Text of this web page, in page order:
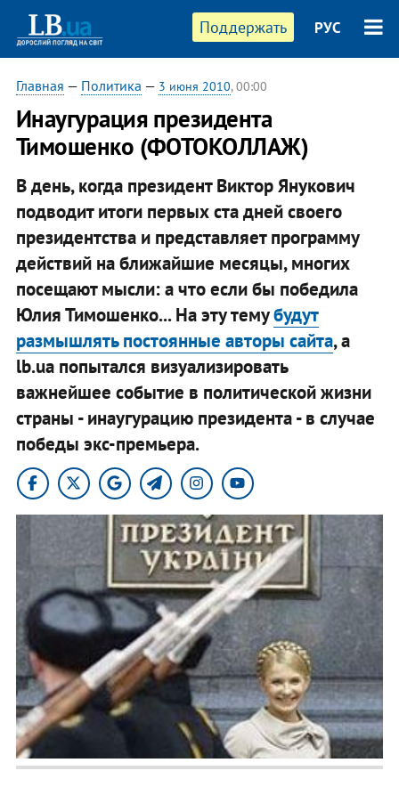
Поддержать РУС
Главная — Политика — 3 июня 2010, 00:00
Инаугурация президента
Тимошенко (ФОТОКОЛЛАЖ)
В день, когда президент Виктор Янукович
подводит итоги первых ста дней своего
президентства и представляет программу
действий на ближайшие месяцы, многих
посещают мысли: а что если бы победила
Юлия Тимошенко... На эту темубудут
размышлять постоянные авторы сайта, а
lb.ua попытался визуализировать
важнейшее событие в политической жизни
страны - инаугурацию президента - в случае
победы экс-премьера.